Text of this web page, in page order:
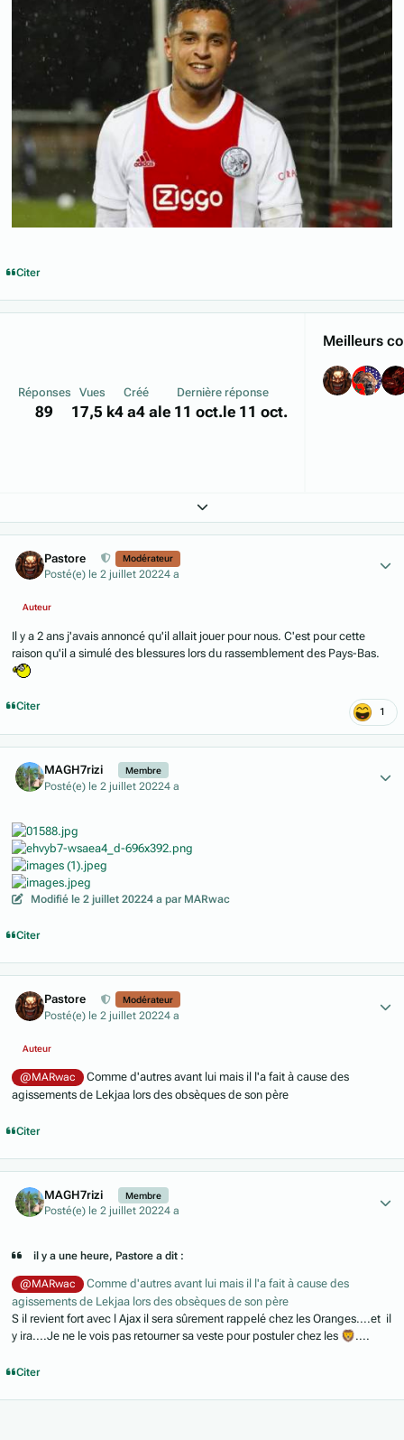
Citer
Réponses
89
Vues
17,5 k
Créé
4 a4 a
Dernière réponse
le 11 oct.le 11 oct.
Meilleurs
Expand topic overview
Pastore Modérateur
Posté(e) le 2 juillet 20224 a
Auteur
Il y a 2 ans j'avais annoncé qu'il allait jouer pour nous. C'est pour cette
raison qu'il a simulé des blessures lors du rassemblement des Pays-Bas.
Citer 1
MAGH7rizi Membre
Posté(e) le 2 juillet 20224 a
Modifié le 2 juillet 20224 a par MARwac
Citer
Pastore Modérateur
Posté(e) le 2 juillet 20224 a
Auteur
@MARwac
Comme d'autres avant lui mais il l'a fait à cause des
agissements de Lekjaa lors des obsèques de son père
Citer
MAGH7rizi Membre
Posté(e) le 2 juillet 20224 a
il y a une heure, Pastore a dit :
@MARwac
Comme d'autres avant lui mais il l'a fait à cause des
agissements de Lekjaa lors des obsèques de son père
S il revient fort avec l Ajax il sera sûrement rappelé chez les Oranges....et il
y ira....Je ne le vois pas retourner sa veste pour postuler chez les 🦁....
Citer